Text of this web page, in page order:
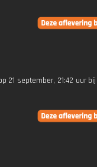
21 september, 21:42 uur bij